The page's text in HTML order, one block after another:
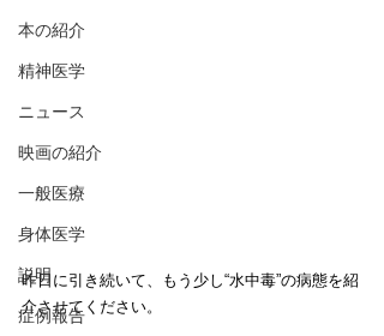
本の紹介
精神医学
ニュース
映画の紹介
一般医療
身体医学
説明
症例報告
昨日に引き続いて、もう少し“水中毒”の病態を紹
介させてください。